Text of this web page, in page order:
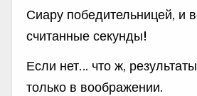
Сиару победительницей, и
считанные секунды!
Если нет… что ж,
только в воображении.